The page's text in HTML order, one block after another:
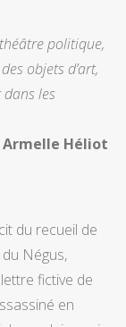
politique,
objets d’art,
les
Armelle Héliot
du recueil de
Négus,
fictive de
en